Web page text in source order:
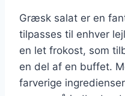
Græsk salat er en
tilpasses til enhver
en let frokost, som
en del af en buffet.
farverige